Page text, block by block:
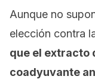
Aunque no
elección contra
que el extracto
coadyuvante